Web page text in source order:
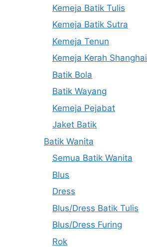
Kemeja Batik Tulis
Kemeja Batik Sutra
Kemeja Tenun
Kemeja Kerah Shanghai
Batik Bola
Batik Wayang
Kemeja Pejabat
Jaket Batik
Batik Wanita
Semua Batik Wanita
Blus
Dress
Blus/Dress Batik Tulis
Blus/Dress Furing
Rok